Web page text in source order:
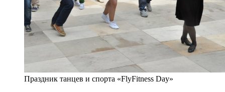
Праздник танцев и спорта «FlyFitness Day»